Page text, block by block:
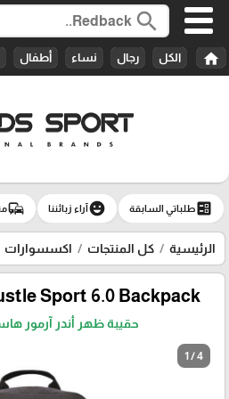
search
home الكل رجال نساء أطفال
ballotطلباتي السابقة emoji_emotionsآراء زبائننا commute
الرئيسية كل المنتجات اكسسوارات
Sport 6.0 Backpack
حقيبة ظهر أندر آرمور
1 / 4